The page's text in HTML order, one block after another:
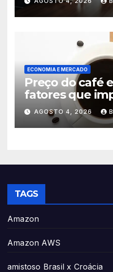
ECONOMIA E MERCADO
Preço do café
fatores que
consumo
AGOSTO 4, 2026
TAGS
Amazon
Amazon AWS
amistoso Brasil x Croácia